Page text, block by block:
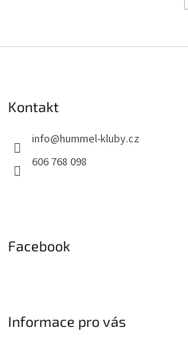
Kontakt
info@hummel-kluby.cz
606 768 098
Facebook
Informace pro vás